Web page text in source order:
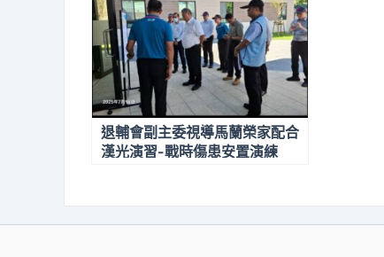
退輔會副主委視導馬蘭榮家配合
漢光演習-戰時傷患安置演練